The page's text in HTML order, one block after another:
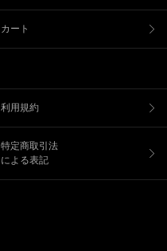
カート
利用規約
特定商取引法
による表記